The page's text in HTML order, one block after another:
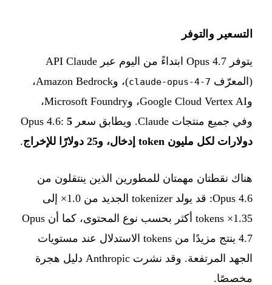
التسعير والتوفر
يتوفر Opus 4.7 ابتداءً من اليوم عبر API Claude
(المعرّف claude-opus-4-7
)، وAmazon Bedrock،
وGoogle Cloud Vertex AI، وMicrosoft Foundry،
وفي جميع منتجات Claude. ويطابق سعر Opus 4.6:
5
دولارات لكل مليون token إدخال، و25 دولارًا للإخراج
.
هناك نقطتان مهمتان للمطورين الذين ينتقلون من
Opus 4.6: قد يولد tokenizer الجديد من 1.0× إلى
1.35× tokens أكثر بحسب نوع المحتوى، كما أن Opus
4.7 ينتج مزيدًا من tokens الاستدلال عند مستويات
الجهد المرتفعة. وقد نشرت Anthropic دليل هجرة
مخصصًا.